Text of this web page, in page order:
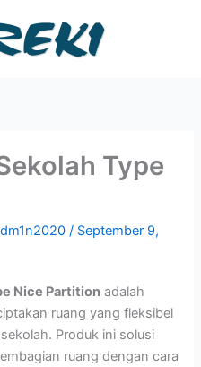
Type
/ September 9,
Nice Partition adalah
ruang yang fleksibel
Produk ini solusi
ruang dengan cara